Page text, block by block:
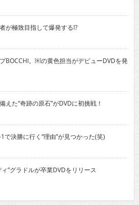
が極致目指して爆発する!?
BOCCHI。￼の黄色担当がデビューDVDを発
た“奇跡の原石”がDVDに初挑戦！
決勝に行く“理由”が見つかった(笑)
”グラドルが卒業DVDをリリース